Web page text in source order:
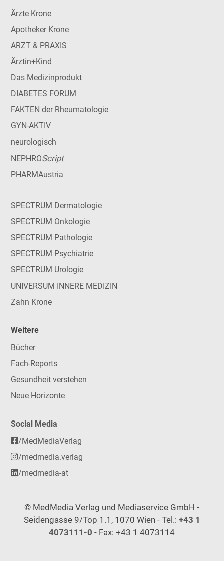
Ärzte Krone
Apotheker Krone
ARZT & PRAXIS
Ärztin+Kind
Das Medizinprodukt
DIABETES FORUM
FAKTEN der Rheumatologie
GYN-AKTIV
neurologisch
NEPHROScript
PHARMAustria
SPECTRUM Dermatologie
SPECTRUM Onkologie
SPECTRUM Pathologie
SPECTRUM Psychiatrie
SPECTRUM Urologie
UNIVERSUM INNERE MEDIZIN
Zahn Krone
Weitere
Bücher
Fach-Reports
Gesundheit verstehen
Neue Horizonte
Social Media
/MedMediaVerlag
/medmedia.verlag
/medmedia-at
© MedMedia Verlag und Mediaservice GmbH -
Seidengasse 9/Top 1.1, 1070 Wien - Tel.: +43 1
4073111-0 - Fax: +43 1 4073114